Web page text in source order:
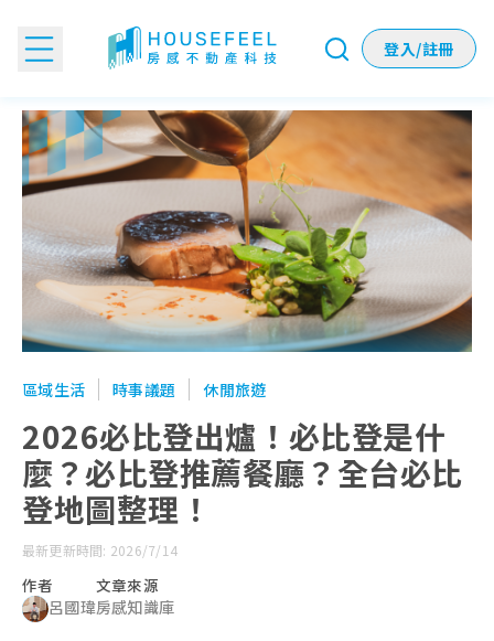
登入/註冊
2026必比登出爐！必比登是什麼？必比登推薦餐廳？全台必
區域生活 時事議題 休閒旅遊
2026必比登出爐！必比登是什
麼？必比登推薦餐廳？全台必比
登地圖整理！
最新更新時間: 2026/7/14
作者
呂國瑋
文章來源
房感知識庫